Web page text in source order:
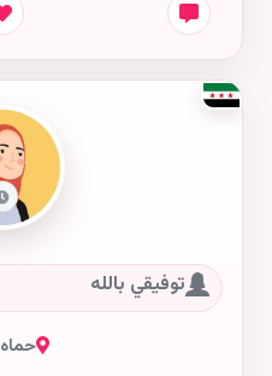
توفيقي بالله
حماه